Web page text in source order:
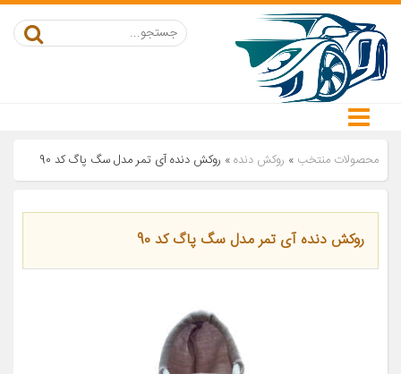
محصولات منتخب » روکش دنده» روکش دنده آی تمر مدل سگ پاگ کد 90
روکش دنده آی تمر مدل سگ پاگ کد 90